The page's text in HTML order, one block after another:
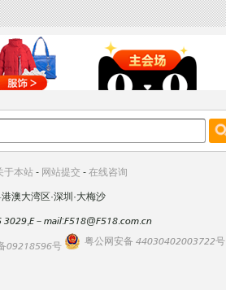
于本站 - 网站提交 - 在线咨询
澳大湾区·深圳·大梅沙
－mail:F518@F518.com.cn
09218596号 粤公网安备 44030402003722号